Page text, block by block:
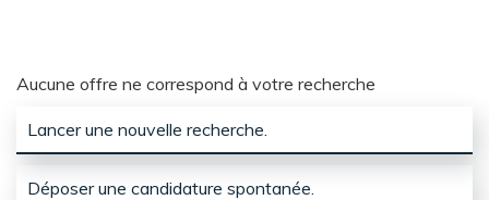
Aucune offre ne correspond à votre recherche
Lancer une nouvelle recherche.
Déposer une candidature spontanée.